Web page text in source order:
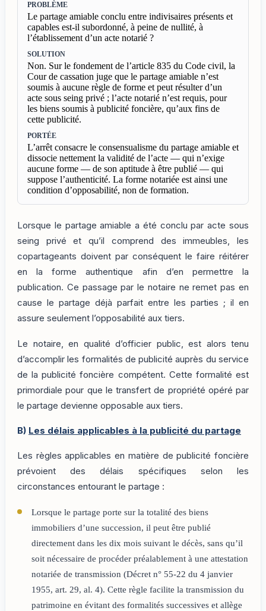
PROBLÈME
Le partage amiable conclu entre indivisaires présents et
capables est-il subordonné, à peine de nullité, à
l’établissement d’un acte notarié ?
SOLUTION
Non. Sur le fondement de l’article 835 du Code civil, la
Cour de cassation juge que le partage amiable n’est
soumis à aucune règle de forme et peut résulter d’un
acte sous seing privé ; l’acte notarié n’est requis, pour
les biens soumis à publicité foncière, qu’aux fins de
cette publicité.
PORTÉE
L’arrêt consacre le consensualisme du partage amiable et
dissocie nettement la validité de l’acte — qui n’exige
aucune forme — de son aptitude à être publié — qui
suppose l’authenticité. La forme notariée est ainsi une
condition d’opposabilité, non de formation.
Lorsque le partage amiable a été conclu par acte sous
seing privé et qu’il comprend des immeubles, les
copartageants doivent par conséquent le faire réitérer
en la forme authentique afin d’en permettre la
publication. Ce passage par le notaire ne remet pas en
cause le partage déjà parfait entre les parties ; il en
assure seulement l’opposabilité aux tiers.
Le notaire, en qualité d’officier public, est alors tenu
d’accomplir les formalités de publicité auprès du service
de la publicité foncière compétent. Cette formalité est
primordiale pour que le transfert de propriété opéré par
le partage devienne opposable aux tiers.
B) Les délais applicables à la publicité du partage
Les règles applicables en matière de publicité foncière
prévoient des délais spécifiques selon les
circonstances entourant le partage :
Lorsque le partage porte sur la totalité des biens
immobiliers d’une succession, il peut être publié
directement dans les dix mois suivant le décès, sans qu’il
soit nécessaire de procéder préalablement à une attestation
notariée de transmission (Décret n° 55-22 du 4 janvier
1955, art. 29, al. 4). Cette règle facilite la transmission du
patrimoine en évitant des formalités successives et allège